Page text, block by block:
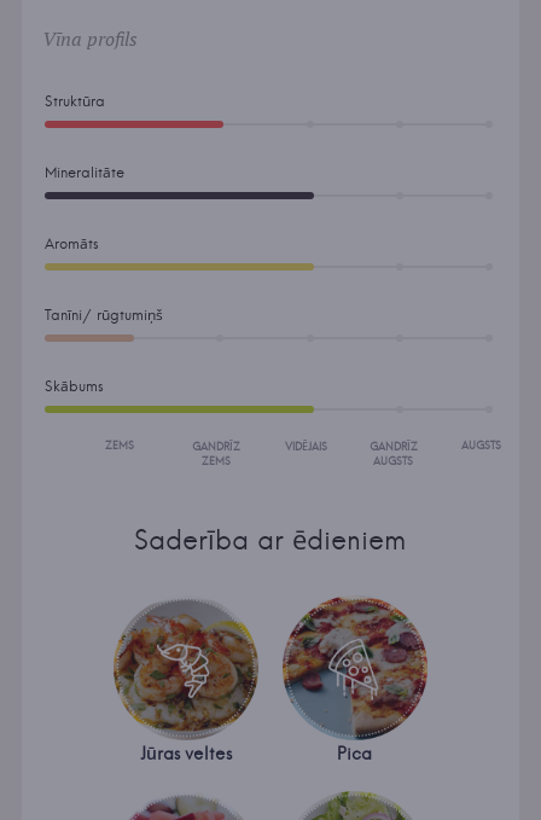
Vīna profils
Struktūra
Mineralitāte
Aromāts
Tanīni/ rūgtumiņš
Skābums
ZEMS
GANDRĪZ
ZEMS
VIDĒJAIS
GANDRĪZ
AUGSTS
AUGSTS
Saderība ar ēdieniem
Jūras veltes Pica